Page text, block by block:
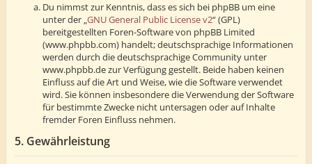
Du nimmst zur Kenntnis, dass es sich bei phpBB um eine
unter der „GNU General Public License v2“ (GPL)
bereitgestellten Foren-Software von phpBB Limited
(www.phpbb.com) handelt; deutschsprachige Informationen
werden durch die deutschsprachige Community unter
www.phpbb.de zur Verfügung gestellt. Beide haben keinen
Einfluss auf die Art und Weise, wie die Software verwendet
wird. Sie können insbesondere die Verwendung der Software
für bestimmte Zwecke nicht untersagen oder auf Inhalte
fremder Foren Einfluss nehmen.
5. Gewährleistung